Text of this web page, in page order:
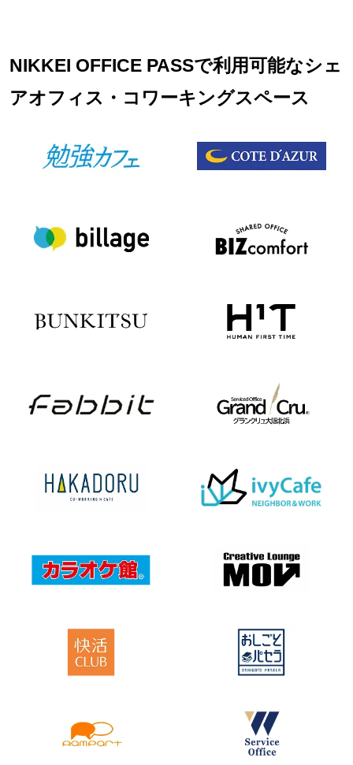
NIKKEI OFFICE PASSで利用可能なシェ
アオフィス・コワーキングスペース